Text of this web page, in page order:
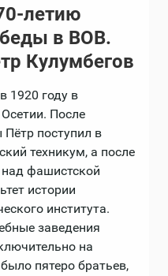
летию
в ВОВ.
Кулумбегов
1920 году в
После
поступил в
техникум, а после
фашистской
истории
института.
заведения
на
пятеро братьев,